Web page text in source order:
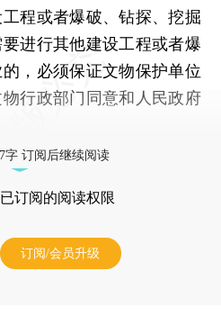
程或者爆破、钻探、挖掘
进行其他建设工程或者爆
，必须保证文物保护单位
行政部门同意和人民政府
字 订阅后继续阅读
订阅的阅读权限
订阅/会员升级